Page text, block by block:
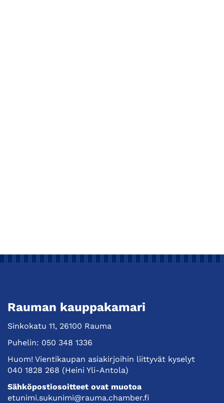
Rauman kauppakamari
Sinkokatu 11, 26100 Rauma
Puhelin: 050 348 1336
Huom! Vientikaupan asiakirjoihin liittyvät kyselyt
040 1828 268 (Heini Yli-Antola)
Sähköpostiosoitteet ovat muotoa
etunimi.sukunimi@rauma.chamber.fi